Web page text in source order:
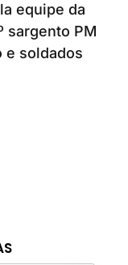
equipe da
sargento PM
e soldados